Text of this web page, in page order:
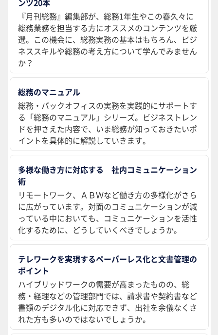
ンツ20本
『月刊総務』編集部が、総務1年生やこの春久々に
総務業務を担当する方にオススメのコンテンツを厳
選。この機会に、総務実務の基本はもちろん、ビジ
ネススキルや総務の考え方について学んでみません
か？
総務のマニュアル
総務・バックオフィスの実務を実践的にサポートす
る「総務のマニュアル」シリーズ。ビジネストレン
ドを押さえた内容で、いま総務が知っておきたいポ
イントを具体的に解説していきます。
多様な働き方に対応する 社内コミュニケーション
術
リモートワーク、ＡＢＷなど働き方の多様化がさら
に広がっています。対面のコミュニケーションが減
っている中においても、コミュニケーションを活性
化するために、どうしていくべきでしょうか。
テレワークを実現するペーパーレス化と文書管理の
ポイント
ハイブリッドワークの需要が高まったものの、総
務・経理などの管理部門では、請求書や契約書など
書類のデジタル化に対応できず、出社を余儀なくさ
れた方も多いのではないでしょうか。